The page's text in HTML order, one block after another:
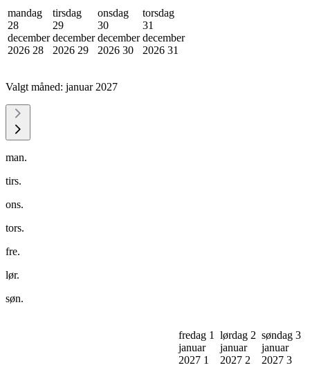
mandag
28
december
2026 28
tirsdag
29
december
2026 29
onsdag
30
december
2026 30
torsdag
31
december
2026 31
Valgt måned: januar 2027
man.
tirs.
ons.
tors.
fre.
lør.
søn.
fredag 1
januar
2027 1
lørdag 2
januar
2027 2
søndag 3
januar
2027 3